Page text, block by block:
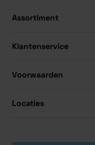
Assortiment
Klantenservice
Voorwaarden
Locaties